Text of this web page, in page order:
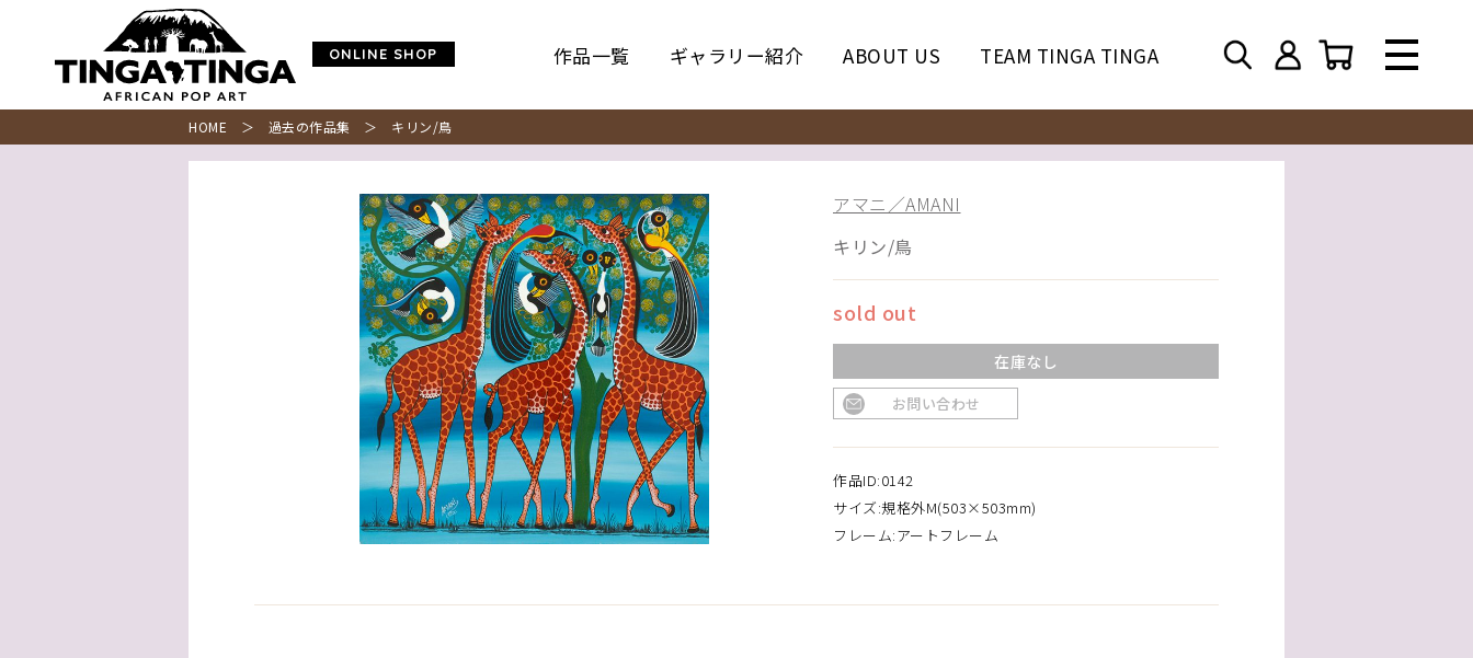
ONLINE SHOP 作品一覧 ギャラリー紹介 ABOUT US TEAM TINGA TINGA
HOME ＞ 過去の作品集 ＞ キリン/鳥
アマニ／AMANI
キリン/鳥
sold out
在庫なし
お問い合わせ
作品ID:0142
サイズ:規格外M(503×503mm)
フレーム:アートフレーム